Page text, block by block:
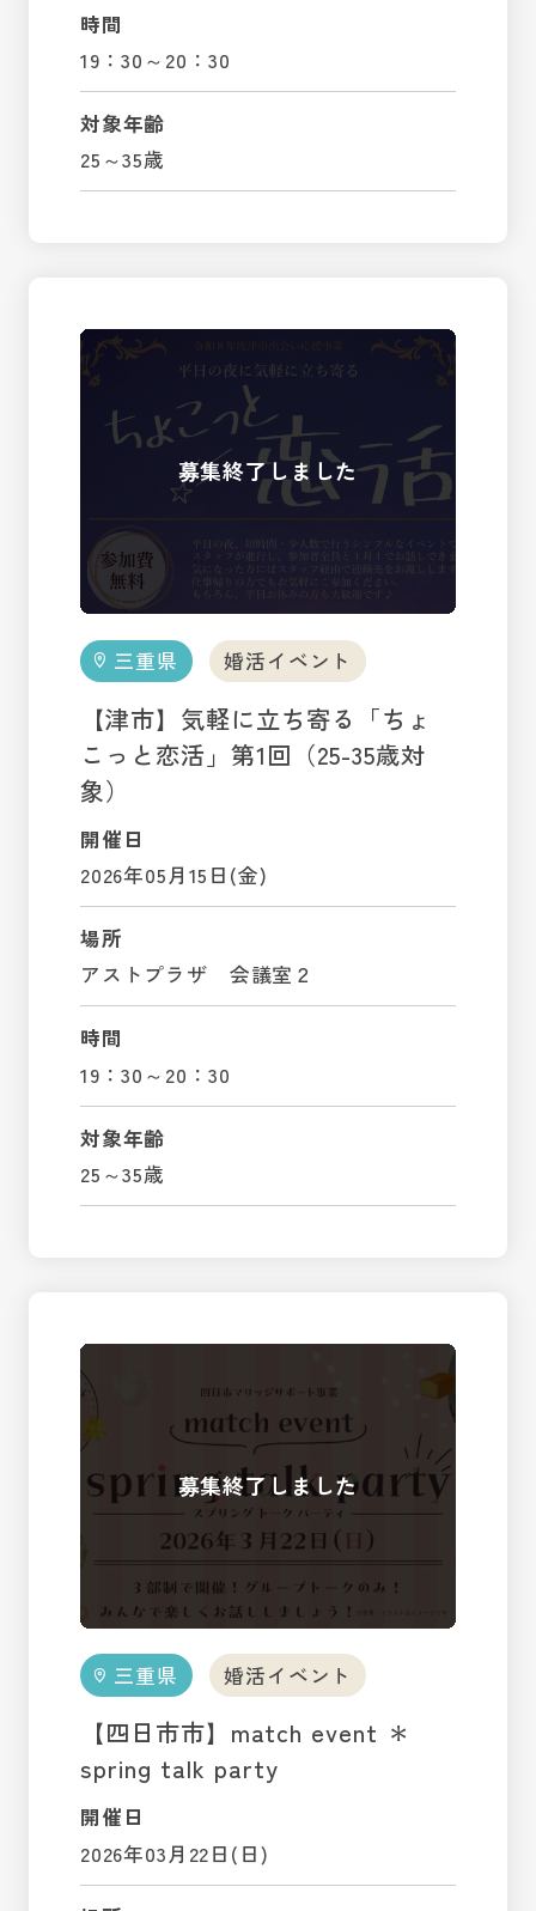
時間
19：30～20：30
対象年齢
25～35歳
三重県 婚活イベント
【津市】気軽に立ち寄る「ちょ
こっと恋活」第1回（25-35歳対
象）
開催日
2026年05月15日(金)
場所
アストプラザ 会議室２
時間
19：30～20：30
対象年齢
25～35歳
三重県 婚活イベント
【四日市市】match event ＊
spring talk party
開催日
2026年03月22日(日)